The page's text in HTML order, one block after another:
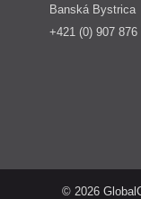
Banská Bystrica
+421 (0) 907 876
© 2026